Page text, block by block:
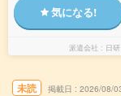
気になる!
派遣会社 日
未読 掲載日 2026/08/